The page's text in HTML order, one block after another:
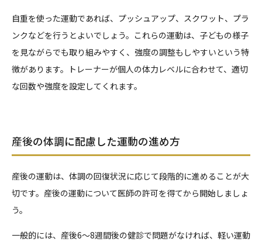
自重を使った運動であれば、プッシュアップ、スクワット、プラ
ンクなどを行うとよいでしょう。これらの運動は、子どもの様子
を見ながらでも取り組みやすく、強度の調整もしやすいという特
徴があります。トレーナーが個人の体力レベルに合わせて、適切
な回数や強度を設定してくれます。
産後の体調に配慮した運動の進め方
産後の運動は、体調の回復状況に応じて段階的に進めることが大
切です。産後の運動について医師の許可を得てから開始しましょ
う。
一般的には、産後6～8週間後の健診で問題がなければ、軽い運動